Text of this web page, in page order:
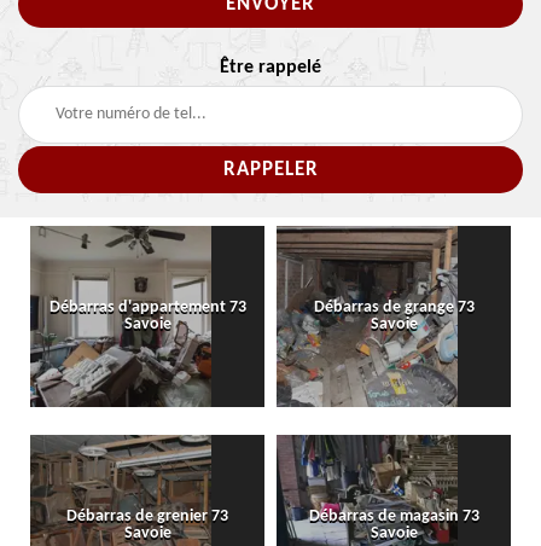
Être rappelé
Débarras d'appartement 73
Savoie
Débarras de grange 73
Savoie
Débarras de grenier 73
Savoie
Débarras de magasin 73
Savoie